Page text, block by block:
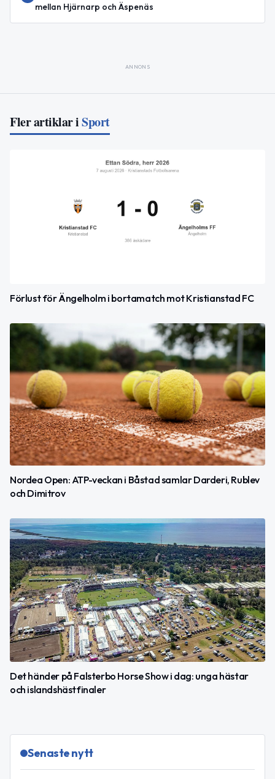
mellan Hjärnarp och Äspenäs
ANNONS
Fler artiklar iSport
Förlust för Ängelholm i bortamatch mot Kristianstad FC
Nordea Open: ATP-veckan i Båstad samlar Darderi, Rublev
och Dimitrov
Det händer på Falsterbo Horse Show i dag: unga hästar
och islandshästfinaler
Senaste nytt